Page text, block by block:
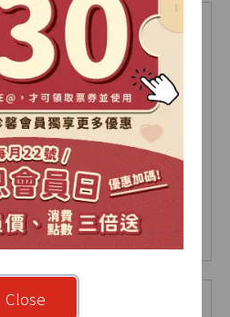
烏豆沙蛋黃酥禮盒
9入(盒)
NT$ 675 NT$ 630
Close